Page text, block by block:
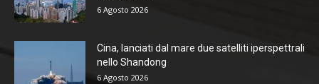
6 Agosto 2026
Cina, lanciati dal mare due satelliti iperspettrali
nello Shandong
6 Agosto 2026